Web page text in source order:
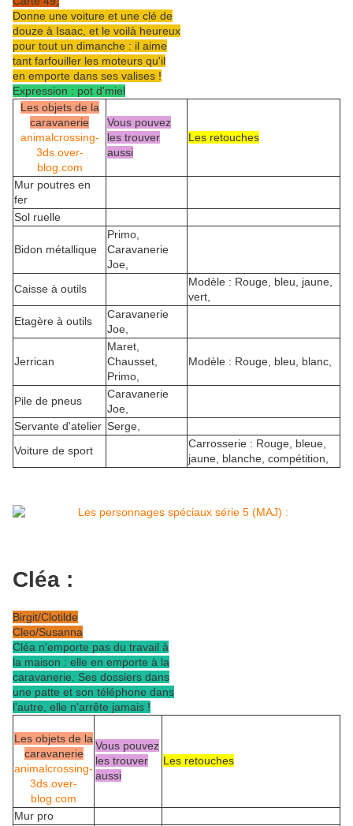
Donne une voiture et une clé de
douze à Isaac, et le voilà heureux
pour tout un dimanche : il aime
tant farfouiller les moteurs qu'il
en emporte dans ses valises !
Expression : pot d'miel
Les objets de la
caravanerie
animalcrossing-
3ds.over-
blog.com
Vous pouvez
les trouver
aussi
Les retouches
Mur poutres en
fer
Sol ruelle
Bidon métallique
Primo,
Caravanerie
Joe,
Caisse à outils
Modèle : Rouge, bleu, jaune,
vert,
Etagère à outils
Caravanerie
Joe,
Jerrican
Maret,
Chausset,
Primo,
Modèle : Rouge, bleu, blanc,
Pile de pneus
Caravanerie
Joe,
Servante d'atelier Serge,
Voiture de sport
Carrosserie : Rouge, bleue,
jaune, blanche, compétition,
Cléa :
Birgit/Clotilde
Cleo/Susanna
Cléa n'emporte pas du travail à
la maison : elle en emporte à la
caravanerie. Ses dossiers dans
une patte et son téléphone dans
l'autre, elle n'arrête jamais !
Les objets de la
caravanerie
animalcrossing-
3ds.over-
blog.com
Vous pouvez
les trouver
aussi
Les retouches
Mur pro